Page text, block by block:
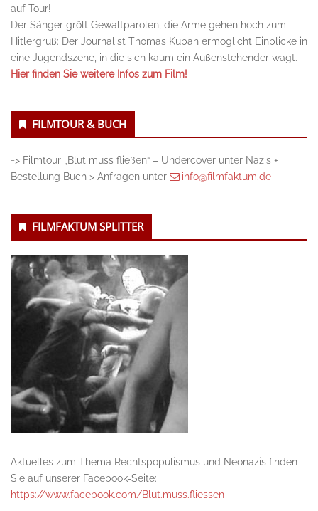
auf Tour!
Der Sänger grölt Gewaltparolen, die Arme gehen hoch zum
Hitlergruß: Der Journalist Thomas Kuban ermöglicht Einblicke in
eine Jugendszene, in die sich kaum ein Außenstehender wagt.
Hier finden Sie weitere Infos zum Film!
FILMTOUR & BUCH
=> Filmtour „Blut muss fließen“ – Undercover unter Nazis +
Bestellung Buch > Anfragen unter
info@filmfaktum.de
FILMFAKTUM SPLITTER
Aktuelles zum Thema Rechtspopulismus und Neonazis finden
Sie auf unserer Facebook-Seite:
https://www.facebook.com/Blut.muss.fliessen